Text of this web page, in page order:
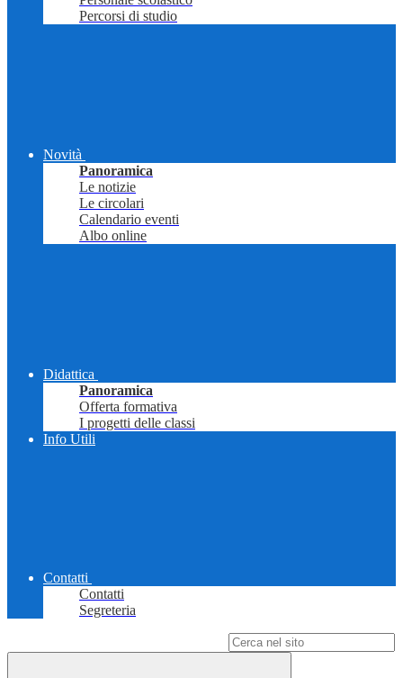
Percorsi di studio
Novità
Panoramica
Le notizie
Le circolari
Calendario eventi
Albo online
Didattica
Panoramica
Offerta formativa
I progetti delle classi
Info Utili
Contatti
Contatti
Segreteria